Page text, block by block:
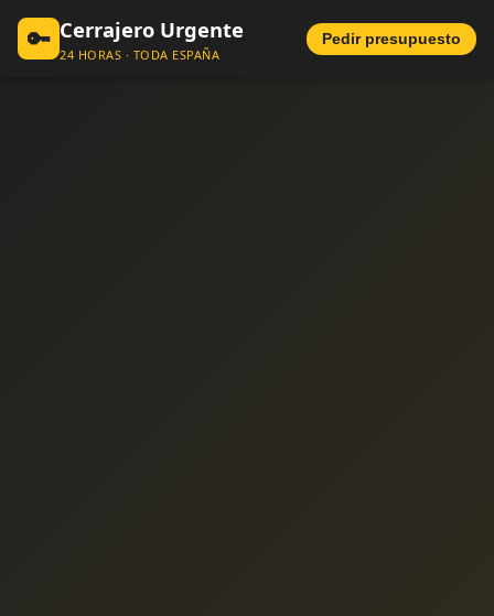
🔑 Cerrajero Urgente
24 HORAS · TODA ESPAÑA
Pedir presupuesto